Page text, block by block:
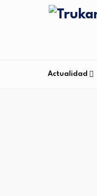
Actualidad